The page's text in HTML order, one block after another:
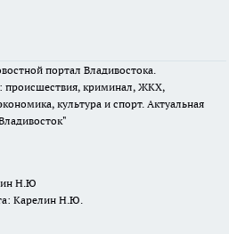
портал Владивостока.
происшествия, криминал, ЖКХ,
культура и спорт. Актуальная
Н.Ю
Карелин Н.Ю.